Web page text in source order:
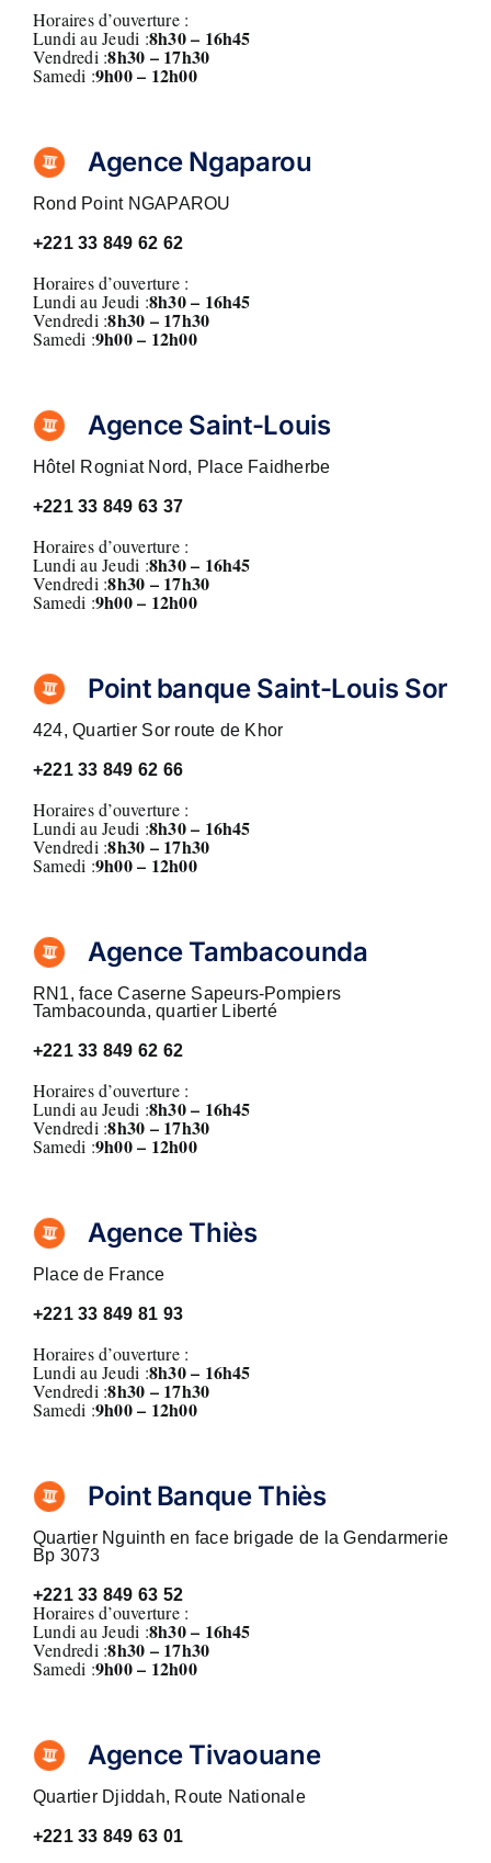
Horaires d’ouverture :
Lundi au Jeudi :8h30 – 16h45
Vendredi :8h30 – 17h30
Samedi :9h00 – 12h00
Agence Ngaparou
Rond Point NGAPAROU
+22133 849 62 62
Horaires d’ouverture :
Lundi au Jeudi :8h30 – 16h45
Vendredi :8h30 – 17h30
Samedi :9h00 – 12h00
Agence Saint-Louis
Hôtel Rogniat Nord, Place Faidherbe
+22133 849 63 37
Horaires d’ouverture :
Lundi au Jeudi :8h30 – 16h45
Vendredi :8h30 – 17h30
Samedi :9h00 – 12h00
Point banque Saint-Louis Sor
424, Quartier Sor route de Khor
+22133 849 62 66
Horaires d’ouverture :
Lundi au Jeudi :8h30 – 16h45
Vendredi :8h30 – 17h30
Samedi :9h00 – 12h00
Agence Tambacounda
RN1, face Caserne Sapeurs-Pompiers
Tambacounda, quartier Liberté
+22133 849 62 62
Horaires d’ouverture :
Lundi au Jeudi :8h30 – 16h45
Vendredi :8h30 – 17h30
Samedi :9h00 – 12h00
Agence Thiès
Place de France
+22133 849 81 93
Horaires d’ouverture :
Lundi au Jeudi :8h30 – 16h45
Vendredi :8h30 – 17h30
Samedi :9h00 – 12h00
Point Banque Thiès
Quartier Nguinth en face brigade de la Gendarmerie
Bp 3073
+22133 849 63 52
Horaires d’ouverture :
Lundi au Jeudi :8h30 – 16h45
Vendredi :8h30 – 17h30
Samedi :9h00 – 12h00
Agence Tivaouane
Quartier Djiddah, Route Nationale
+22133 849 63 01